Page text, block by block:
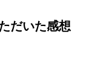
だいた感想